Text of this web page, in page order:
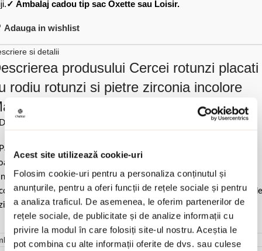
Acest site utilizează cookie-uri
Folosim cookie-uri pentru a personaliza conținutul și
anunțurile, pentru a oferi funcții de rețele sociale și pentru
a analiza traficul. De asemenea, le oferim partenerilor de
rețele sociale, de publicitate și de analize informații cu
privire la modul în care folosiți site-ul nostru. Aceștia le
pot combina cu alte informații oferite de dvs. sau culese
✓ Ambalaj cadou tip sac Oxette sau Loisir.
Adauga in wishlist
si detalii
produsului Cercei rotunzi placati
rodiu rotunzi si pietre zirconia incolore
3.6 cm.
bijuteria in ambalajul original sau intr-un saculet de catifea
pentru a evita frecarea sau lovirea de alte materiale. Evitati
cu apa si produsele cosmetice. Dupa fiecare purtare este
sa o lustruiti cu o laveta curata pentru a evita depunerea de